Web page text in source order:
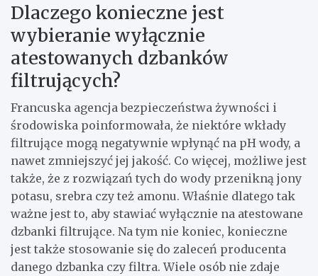
Dlaczego konieczne jest
wybieranie wyłącznie
atestowanych dzbanków
filtrujących?
Francuska agencja bezpieczeństwa żywności i
środowiska poinformowała, że niektóre wkłady
filtrujące mogą negatywnie wpłynąć na pH wody, a
nawet zmniejszyć jej jakość. Co więcej, możliwe jest
także, że z rozwiązań tych do wody przenikną jony
potasu, srebra czy też amonu. Właśnie dlatego tak
ważne jest to, aby stawiać wyłącznie na atestowane
dzbanki filtrujące. Na tym nie koniec, konieczne
jest także stosowanie się do zaleceń producenta
danego dzbanka czy filtra. Wiele osób nie zdaje